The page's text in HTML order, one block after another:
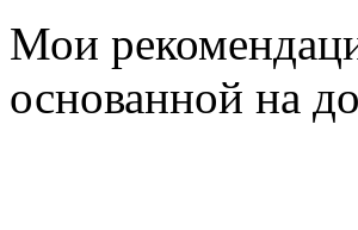
Мои
основанной на